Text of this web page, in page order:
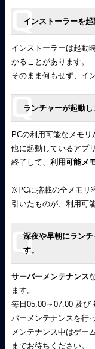
インストーラーを
インストーラーは起動
かることがあります。
そのまま何もせず、イ
ランチャーが起動し
PCの利用可能なメモリ
他に起動しているアプ
終了して、 利用可能メ
※PCに搭載の全メモリ
引いたものが、利用可
深夜や早朝にラン
す。
サーバーメンテナンス
ます。
毎日05:00～07:00 及び
バーメンテナンスを行
メンテナンス中はゲー
までお待ちください。